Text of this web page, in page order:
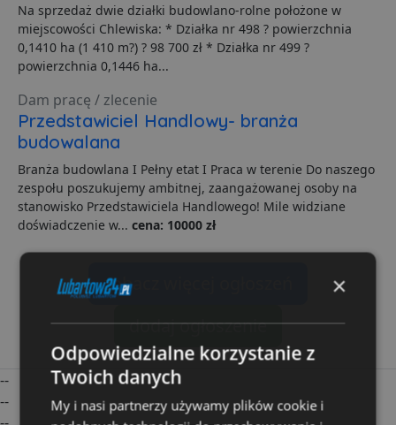
Na sprzedaż dwie działki budowlano-rolne położone w
miejscowości Chlewiska: * Działka nr 498 ? powierzchnia
0,1410 ha (1 410 m?) ? 98 700 zł * Działka nr 499 ?
powierzchnia 0,1446 ha...
Dam pracę / zlecenie
Przedstawiciel Handlowy- branża
budowalana
Branża budowlana I Pełny etat I Praca w terenie Do naszego
zespołu poszukujemy ambitnej, zaangażowanej osoby na
stanowisko Przedstawiciela Handlowego! Mile widziane
doświadczenie w... cena: 10000 zł
zobacz więcej ogłoszeń
dodaj ogłoszenie
--
--
×
Odpowiedzialne korzystanie z
Twoich danych
My i nasi partnerzy używamy plików cookie i